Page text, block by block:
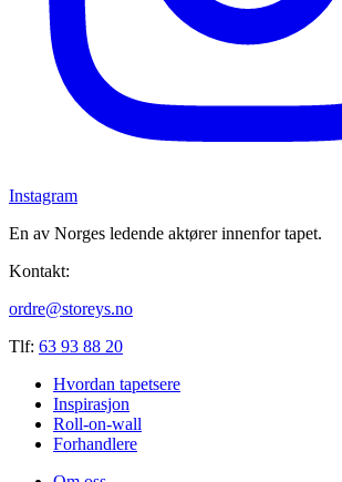
Instagram
En av Norges ledende aktører innenfor tapet.
Kontakt:
ordre@storeys.no
Tlf: 63 93 88 20
Hvordan tapetsere
Inspirasjon
Roll-on-wall
Forhandlere